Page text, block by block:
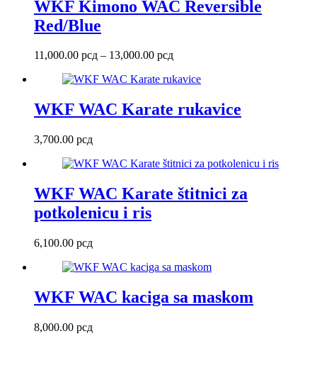
WKF Kimono WAC Reversible
Red/Blue
11,000.00 рсд – 13,000.00 рсдRaspon
od
do
13,000.00 рсд
WKF WAC Karate rukavice
3,700.00 рсд
WKF WAC Karate štitnici za
potkolenicu i ris
6,100.00 рсд
WKF WAC kaciga sa maskom
8,000.00 рсд